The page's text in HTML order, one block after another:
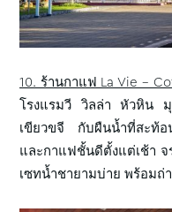
10. ร้านกาแฟ La Vie –
โรงแรมวี วิลล่า หัวหิน
เขียวขจี กับผืนน้ำที่สะท้
และกาแฟชั้นดีตั้งแต่เช้า จ
เซทน้ำชายามบ่าย พร้อมถ่